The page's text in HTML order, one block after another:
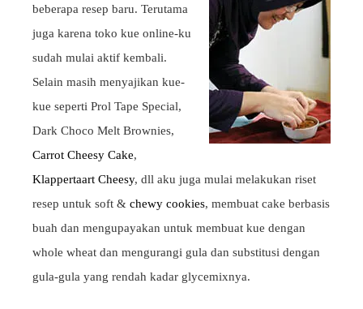
beberapa resep baru. Terutama
juga karena toko kue online-ku
sudah mulai aktif kembali.
Selain masih menyajikan kue-
kue seperti Prol Tape Special,
Dark Choco Melt Brownies,
Carrot Cheesy Cake,
Klappertaart Cheesy, dll aku juga mulai melakukan riset
resep untuk soft & chewy cookies, membuat cake berbasis
buah dan mengupayakan untuk membuat kue dengan
whole wheat dan mengurangi gula dan substitusi dengan
gula-gula yang rendah kadar glycemixnya.